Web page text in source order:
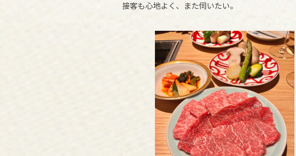
接客も心地よく、また伺いたい。